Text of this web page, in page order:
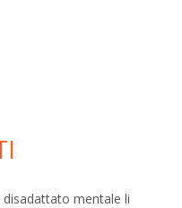
mentale li